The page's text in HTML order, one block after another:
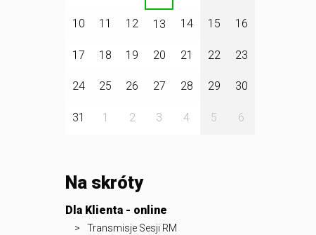
10 11 12 13 14 15 16
17 18 19 20 21 22 23
24 25 26 27 28 29 30
31 1 2 3 4 5 6
Na skróty
Dla Klienta - online
Transmisje Sesji RM